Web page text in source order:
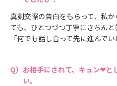
真剣交際の告白をもらって、私
ても、ひとつづつ丁寧にきちんと
「何でも話し合って先に進んで
お相手にされて、キュン❤と
い。